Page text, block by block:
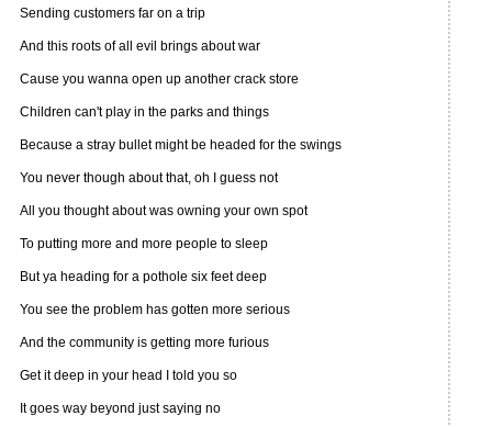
Sending customers far on a trip
And this roots of all evil brings about war
Cause you wanna open up another crack store
Children can't play in the parks and things
Because a stray bullet might be headed for the swings
You never though about that, oh I guess not
All you thought about was owning your own spot
To putting more and more people to sleep
But ya heading for a pothole six feet deep
You see the problem has gotten more serious
And the community is getting more furious
Get it deep in your head I told you so
It goes way beyond just saying no